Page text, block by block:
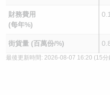
財務費用
(每年%)
街貨量 (百萬份/%)
最後更新時間: 2026-08-07 16:20 (15分